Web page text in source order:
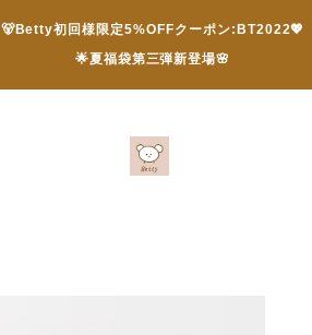
🐻Betty初回様限定5%OFFクーポン:BT2022💖
🌟夏福袋第三弾新登場🌸